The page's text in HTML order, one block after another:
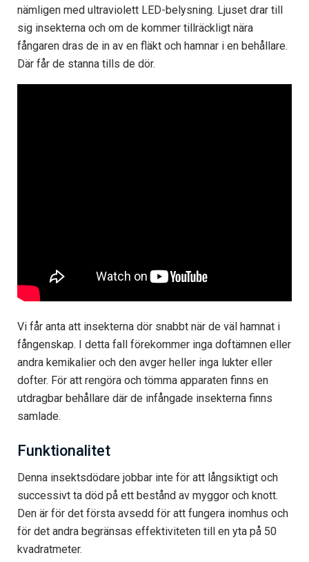
nämligen med ultraviolett LED-belysning. Ljuset drar till
sig insekterna och om de kommer tillräckligt nära
fångaren dras de in av en fläkt och hamnar i en behållare.
Där får de stanna tills de dör.
Vi får anta att insekterna dör snabbt när de väl hamnat i
fångenskap. I detta fall förekommer inga doftämnen eller
andra kemikalier och den avger heller inga lukter eller
dofter. För att rengöra och tömma apparaten finns en
utdragbar behållare där de infångade insekterna finns
samlade.
Funktionalitet
Denna insektsdödare jobbar inte för att långsiktigt och
successivt ta död på ett bestånd av myggor och knott.
Den är för det första avsedd för att fungera inomhus och
för det andra begränsas effektiviteten till en yta på 50
kvadratmeter.